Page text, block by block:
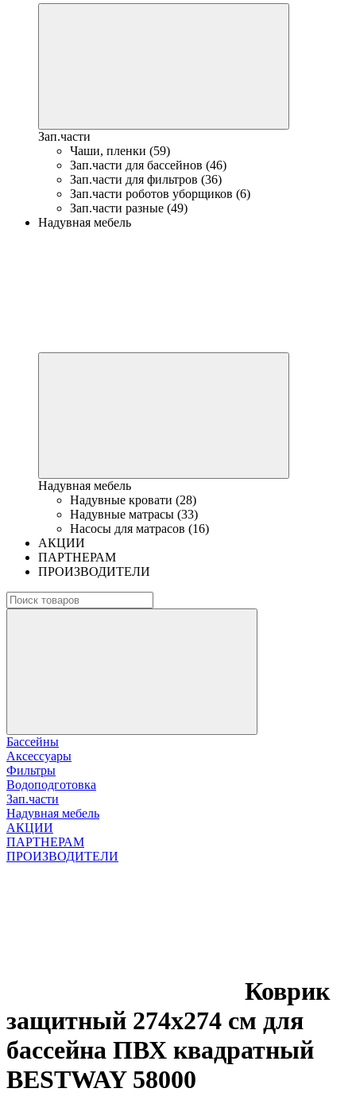
Зап.части
Чаши, пленки (59)
Зап.части для бассейнов (46)
Зап.части для фильтров (36)
Зап.части роботов уборщиков (6)
Зап.части разные (49)
Надувная мебель
Надувная мебель
Надувные кровати (28)
Надувные матрасы (33)
Насосы для матрасов (16)
АКЦИИ
ПАРТНЕРАМ
ПРОИЗВОДИТЕЛИ
Бассейны
Аксессуары
Фильтры
Водоподготовка
Зап.части
Надувная мебель
АКЦИИ
ПАРТНЕРАМ
ПРОИЗВОДИТЕЛИ
Коврик
защитный 274х274 см для
бассейна ПВХ квадратный
BESTWAY 58000